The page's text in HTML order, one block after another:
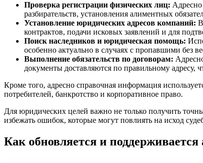
Проверка регистрации физических лиц: Адресно
разбирательств, установления алиментных
Установление юридических адресов компаний:
контрактов, подачи исковых заявлений и для
Поиск наследников и юридическая помощь:
особенно актуально в случаях с пропавшими без
Выполнение обязательств по договорам:
документы доставляются по правильному адресу,
Кроме того, адресно справочная информация
потребителей, банкротство и корпоративное право.
Для юридических целей важно не только получить
избежать ошибок, которые могут повлиять на исход
Как обновляется и